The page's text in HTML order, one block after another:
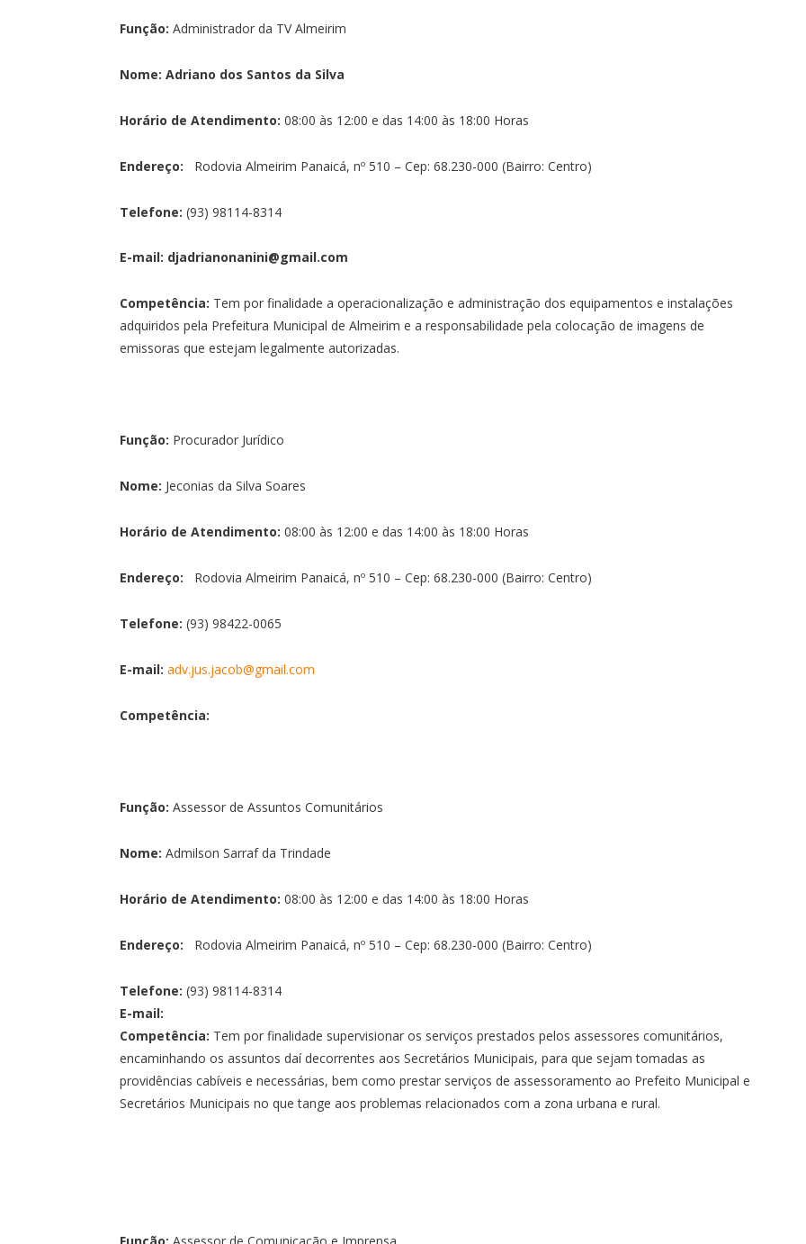
Função: Administrador da TV Almeirim
Nome: Adriano dos Santos da Silva
Horário de Atendimento: 08:00 às 12:00 e das 14:00 às 18:00 Horas
Endereço: Rodovia Almeirim Panaicá, nº 510 – Cep: 68.230-000 (Bairro: Centro)
Telefone: (93) 98114-8314
E-mail: djadrianonanini@gmail.com
Competência: Tem por finalidade a operacionalização e administração dos equipamentos e instalações
adquiridos pela Prefeitura Municipal de Almeirim e a responsabilidade pela colocação de imagens de
emissoras que estejam legalmente autorizadas.
Função: Procurador Jurídico
Nome: Jeconias da Silva Soares
Horário de Atendimento: 08:00 às 12:00 e das 14:00 às 18:00 Horas
Endereço: Rodovia Almeirim Panaicá, nº 510 – Cep: 68.230-000 (Bairro: Centro)
Telefone: (93) 98422-0065
E-mail: adv.jus.jacob@gmail.com
Competência:
Função: Assessor de Assuntos Comunitários
Nome: Admilson Sarraf da Trindade
Horário de Atendimento: 08:00 às 12:00 e das 14:00 às 18:00 Horas
Endereço: Rodovia Almeirim Panaicá, nº 510 – Cep: 68.230-000 (Bairro: Centro)
Telefone: (93) 98114-8314
E-mail:
Competência: Tem por finalidade supervisionar os serviços prestados pelos assessores comunitários,
encaminhando os assuntos daí decorrentes aos Secretários Municipais, para que sejam tomadas as
providências cabíveis e necessárias, bem como prestar serviços de assessoramento ao Prefeito Municipal e
Secretários Municipais no que tange aos problemas relacionados com a zona urbana e rural.